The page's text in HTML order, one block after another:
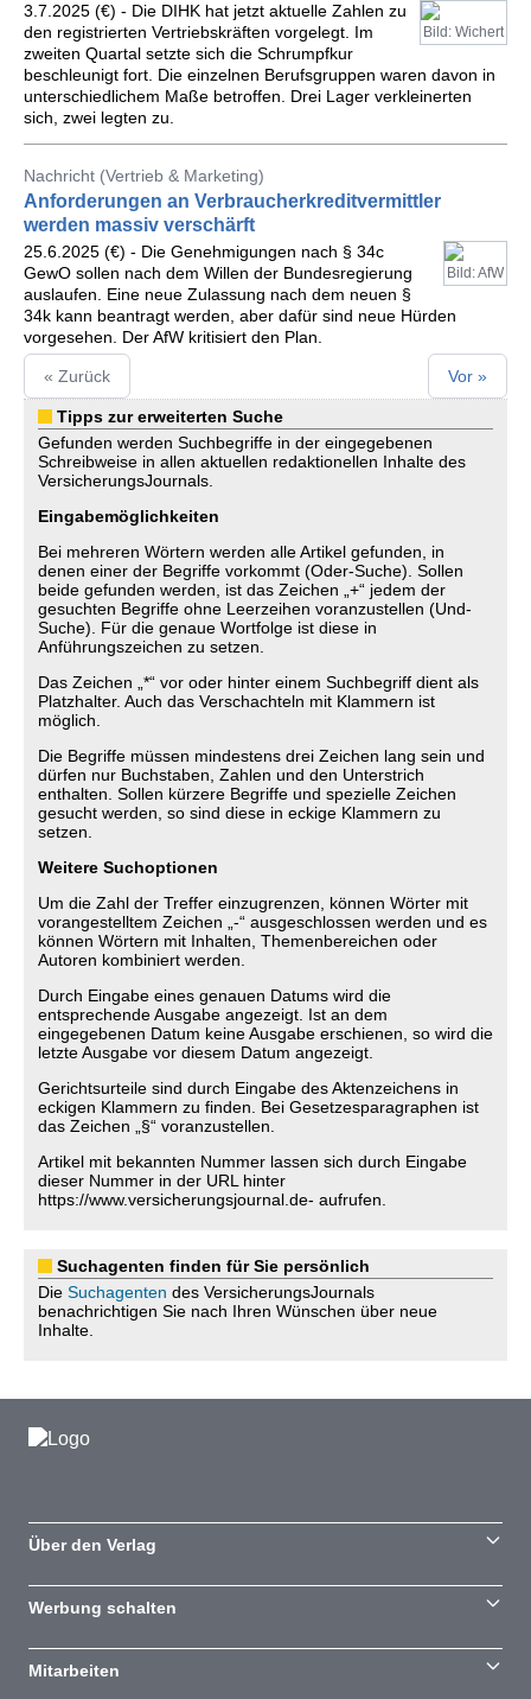
Bild: Wichert
3.7.2025 (€) - Die DIHK hat jetzt aktuelle Zahlen zu
den registrierten Vertriebskräften vorgelegt. Im
zweiten Quartal setzte sich die Schrumpfkur
beschleunigt fort. Die einzelnen Berufsgruppen waren davon in
unterschiedlichem Maße betroffen. Drei Lager verkleinerten
sich, zwei legten zu.
Nachricht (Vertrieb & Marketing)
Anforderungen an Verbraucherkreditvermittler
werden massiv verschärft
Bild: AfW
25.6.2025 (€) - Die Genehmigungen nach § 34c
GewO sollen nach dem Willen der Bundesregierung
auslaufen. Eine neue Zulassung nach dem neuen §
34k kann beantragt werden, aber dafür sind neue Hürden
vorgesehen. Der AfW kritisiert den Plan.
« Zurück Vor »
Tipps zur erweiterten Suche
Gefunden werden Suchbegriffe in der eingegebenen
Schreibweise in allen aktuellen redaktionellen Inhalte des
VersicherungsJournals.
Eingabemöglichkeiten
Bei mehreren Wörtern werden alle Artikel gefunden, in
denen einer der Begriffe vorkommt (Oder-Suche). Sollen
beide gefunden werden, ist das Zeichen „+“ jedem der
gesuchten Begriffe ohne Leerzeihen voranzustellen (Und-
Suche). Für die genaue Wortfolge ist diese in
Anführungszeichen zu setzen.
Das Zeichen „*“ vor oder hinter einem Suchbegriff dient als
Platzhalter. Auch das Verschachteln mit Klammern ist
möglich.
Die Begriffe müssen mindestens drei Zeichen lang sein und
dürfen nur Buchstaben, Zahlen und den Unterstrich
enthalten. Sollen kürzere Begriffe und spezielle Zeichen
gesucht werden, so sind diese in eckige Klammern zu
setzen.
Weitere Suchoptionen
Um die Zahl der Treffer einzugrenzen, können Wörter mit
vorangestelltem Zeichen „-“ ausgeschlossen werden und es
können Wörtern mit Inhalten, Themenbereichen oder
Autoren kombiniert werden.
Durch Eingabe eines genauen Datums wird die
entsprechende Ausgabe angezeigt. Ist an dem
eingegebenen Datum keine Ausgabe erschienen, so wird die
letzte Ausgabe vor diesem Datum angezeigt.
Gerichtsurteile sind durch Eingabe des Aktenzeichens in
eckigen Klammern zu finden. Bei Gesetzesparagraphen ist
das Zeichen „§“ voranzustellen.
Artikel mit bekannten Nummer lassen sich durch Eingabe
dieser Nummer in der URL hinter
https://www.versicherungsjournal.de- aufrufen.
Suchagenten finden für Sie persönlich
Die Suchagenten des VersicherungsJournals
benachrichtigen Sie nach Ihren Wünschen über neue
Inhalte.
Über den Verlag
Werbung schalten
Mitarbeiten